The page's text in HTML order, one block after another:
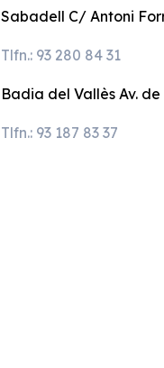
Sabadell C/ Antoni
Tlfn.: 93 280 84 31
Badia del Vallès Av. de
Tlfn.: 93 187 83 37